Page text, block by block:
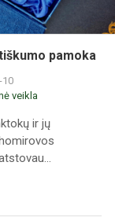
pamoka
10
veikla
ir jų